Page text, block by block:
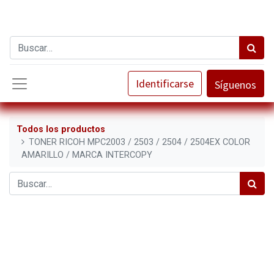
Identificarse Síguenos
Todos los productos
TONER RICOH MPC2003 / 2503 / 2504 / 2504EX COLOR
AMARILLO / MARCA INTERCOPY